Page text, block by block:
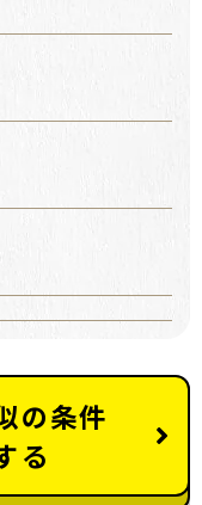
の条件
る